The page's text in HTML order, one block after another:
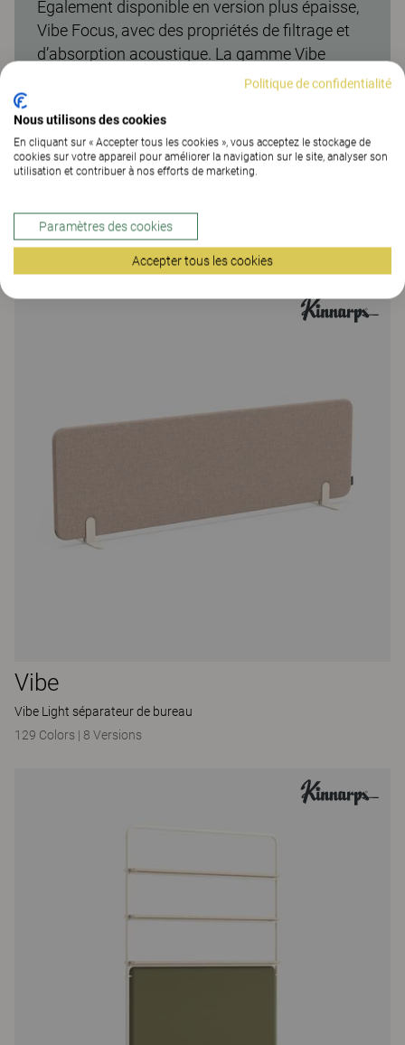
Également disponible en version plus épaisse,
Vibe Focus, avec des propriétés de filtrage et
d’absorption acoustique. La gamme Vibe
comprend un grand nombre de cloisons de sol,
dans un large choix de tailles, de couleurs et de
designs.
Plus de la famille
Vibe
Vibe Light séparateur de bureau
129 Colors | 8 Versions
Politique de confidentialité
Nous utilisons des cookies
En cliquant sur « Accepter tous les cookies », vous acceptez le stockage de
cookies sur votre appareil pour améliorer la navigation sur le site, analyser son
utilisation et contribuer à nos efforts de marketing.
Paramètres des cookies
Accepter tous les cookies